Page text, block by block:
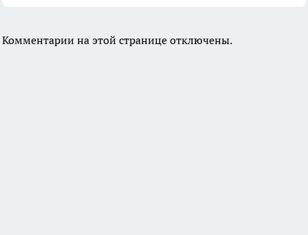
Комментарии на этой странице отключены.